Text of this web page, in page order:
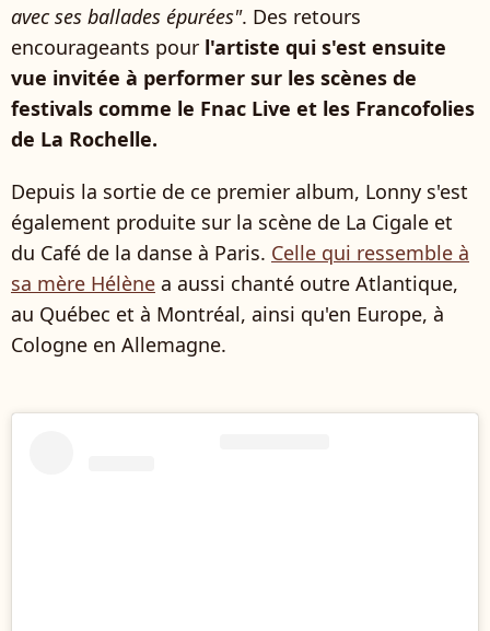
avec ses ballades épurées". Des retours
encourageants pour l'artiste qui s'est ensuite
vue invitée à performer sur les scènes de
festivals comme le Fnac Live et les Francofolies
de La Rochelle.
Depuis la sortie de ce premier album, Lonny s'est
également produite sur la scène de La Cigale et
du Café de la danse à Paris. Celle qui ressemble à
sa mère Hélène a aussi chanté outre Atlantique,
au Québec et à Montréal, ainsi qu'en Europe, à
Cologne en Allemagne.